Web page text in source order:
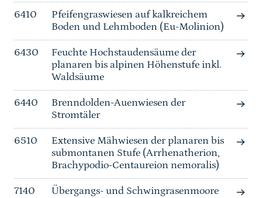
6410
Pfeifengraswiesen auf kalkreichem
Boden und Lehmboden (Eu-Molinion)
6430
Feuchte Hochstaudensäume der
planaren bis alpinen Höhenstufe inkl.
Waldsäume
6440
Brenndolden-Auenwiesen der
Stromtäler
6510
Extensive Mähwiesen der planaren bis
submontanen Stufe (Arrhenatherion,
Brachypodio-Centaureion nemoralis)
7140 Übergangs- und Schwingrasenmoore